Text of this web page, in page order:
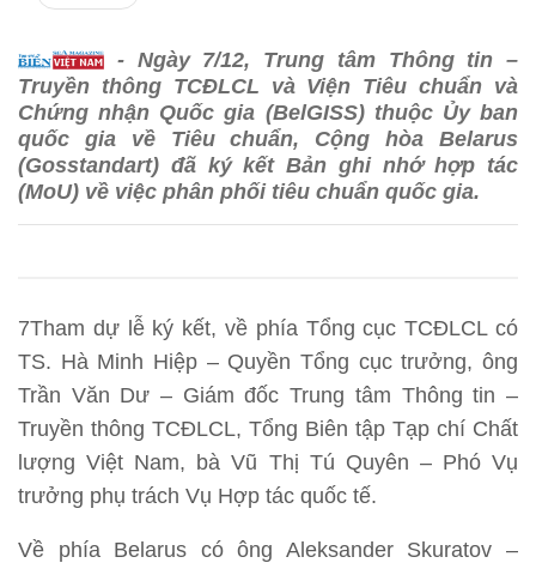
- Ngày 7/12, Trung tâm Thông tin –
Truyền thông TCĐLCL và Viện Tiêu chuẩn và
Chứng nhận Quốc gia (BelGISS) thuộc Ủy ban
quốc gia về Tiêu chuẩn, Cộng hòa Belarus
(Gosstandart) đã ký kết Bản ghi nhớ hợp tác
(MoU) về việc phân phối tiêu chuẩn quốc gia.
7Tham dự lễ ký kết, về phía Tổng cục TCĐLCL có
TS. Hà Minh Hiệp – Quyền Tổng cục trưởng, ông
Trần Văn Dư – Giám đốc Trung tâm Thông tin –
Truyền thông TCĐLCL, Tổng Biên tập Tạp chí Chất
lượng Việt Nam, bà Vũ Thị Tú Quyên – Phó Vụ
trưởng phụ trách Vụ Hợp tác quốc tế.
Về phía Belarus có ông Aleksander Skuratov –